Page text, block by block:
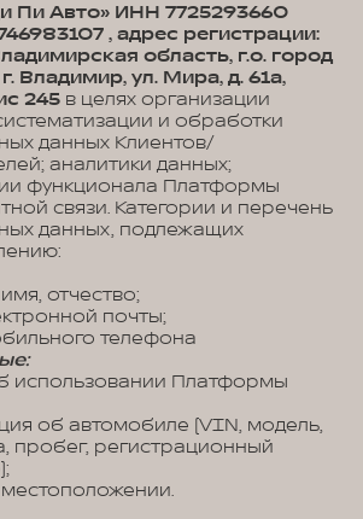
Авто» ИНН 7725293660
, адрес регистрации:
область, г.о. город
Владимир, ул. Мира, д. 61а,
245 в целях организации
и обработки
данных Клиентов/
аналитики данных;
функционала Платформы
связи. Категории и перечень
данных, подлежащих
отчество;
почты;
телефона
использовании Платформы
об автомобиле (VIN, модель,
пробег, регистрационный